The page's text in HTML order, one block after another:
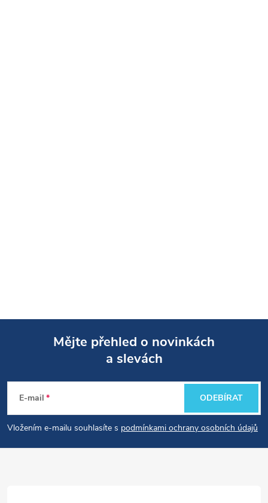
p
a
Mějte přehled o novinkách
a slevách
E-mail
Vložením e-mailu souhlasíte s podmínkami ochrany osobních údajů
ODEBÍRAT